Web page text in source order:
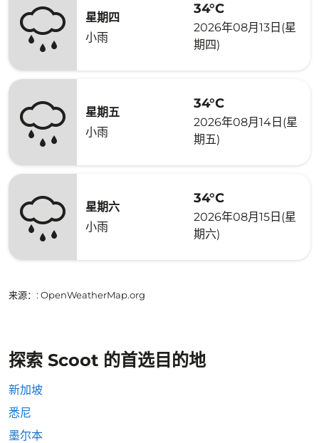
星期四
小雨
34°C
2026年08月13日(星
期四)
星期五
小雨
34°C
2026年08月14日(星
期五)
星期六
小雨
34°C
2026年08月15日(星
期六)
来源： : OpenWeatherMap.org
探索 Scoot 的首选目的地
新加坡
悉尼
墨尔本